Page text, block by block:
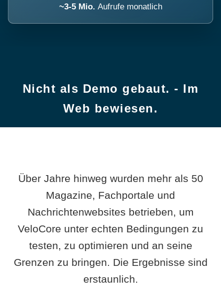
~3-5 Mio. Aufrufe monatlich
Nicht als Demo gebaut. - Im
Web bewiesen.
Über Jahre hinweg wurden mehr als 50
Magazine, Fachportale und
Nachrichtenwebsites betrieben, um
VeloCore unter echten Bedingungen zu
testen, zu optimieren und an seine
Grenzen zu bringen. Die Ergebnisse sind
erstaunlich.